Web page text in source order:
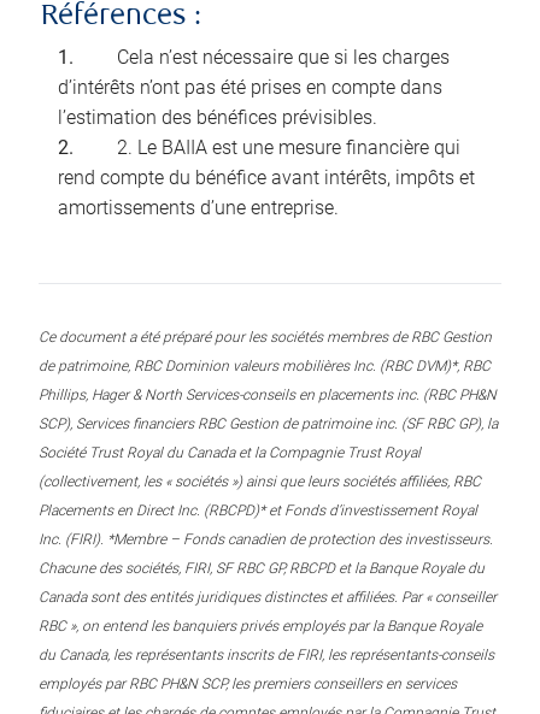
Références :
Cela n’est nécessaire que si les charges
d’intérêts n’ont pas été prises en compte dans
l’estimation des bénéfices prévisibles.
2. Le BAIIA est une mesure financière qui
rend compte du bénéfice avant intérêts, impôts et
amortissements d’une entreprise.
Ce document a été préparé pour les sociétés membres de RBC Gestion
de patrimoine, RBC Dominion valeurs mobilières Inc. (RBC DVM)*, RBC
Phillips, Hager & North Services-conseils en placements inc. (RBC PH&N
SCP), Services financiers RBC Gestion de patrimoine inc. (SF RBC GP), la
Société Trust Royal du Canada et la Compagnie Trust Royal
(collectivement, les « sociétés ») ainsi que leurs sociétés affiliées, RBC
Placements en Direct Inc. (RBCPD)* et Fonds d’investissement Royal
Inc. (FIRI). *Membre – Fonds canadien de protection des investisseurs.
Chacune des sociétés, FIRI, SF RBC GP, RBCPD et la Banque Royale du
Canada sont des entités juridiques distinctes et affiliées. Par « conseiller
RBC », on entend les banquiers privés employés par la Banque Royale
du Canada, les représentants inscrits de FIRI, les représentants-conseils
employés par RBC PH&N SCP, les premiers conseillers en services